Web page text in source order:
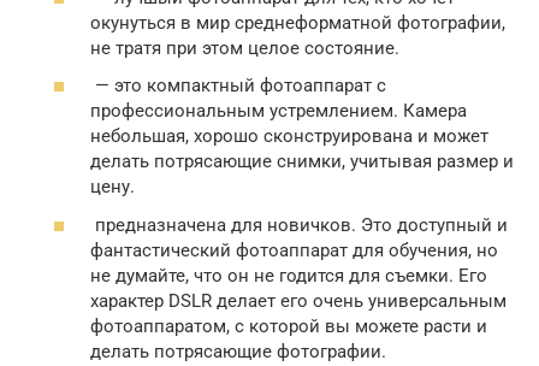
окунуться в мир среднеформатной фотографии,
не тратя при этом целое состояние.
— это компактный фотоаппарат с
профессиональным устремлением. Камера
небольшая, хорошо сконструирована и может
делать потрясающие снимки, учитывая размер и
цену.
предназначена для новичков. Это доступный и
фантастический фотоаппарат для обучения, но
не думайте, что он не годится для съемки. Его
характер DSLR делает его очень универсальным
фотоаппаратом, с которой вы можете расти и
делать потрясающие фотографии.